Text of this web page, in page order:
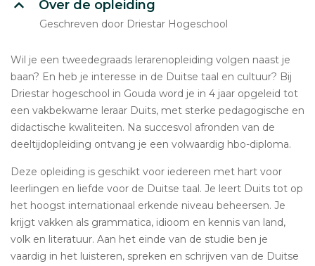
Over de opleiding
Geschreven door Driestar Hogeschool
Wil je een tweedegraads lerarenopleiding volgen naast je
baan? En heb je interesse in de Duitse taal en cultuur? Bij
Driestar hogeschool in Gouda word je in 4 jaar opgeleid tot
een vakbekwame leraar Duits, met sterke pedagogische en
didactische kwaliteiten. Na succesvol afronden van de
deeltijdopleiding ontvang je een volwaardig hbo-diploma.
Deze opleiding is geschikt voor iedereen met hart voor
leerlingen en liefde voor de Duitse taal. Je leert Duits tot op
het hoogst internationaal erkende niveau beheersen. Je
krijgt vakken als grammatica, idioom en kennis van land,
volk en literatuur. Aan het einde van de studie ben je
vaardig in het luisteren, spreken en schrijven van de Duitse